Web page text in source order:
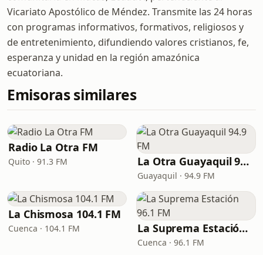
Vicariato Apostólico de Méndez. Transmite las 24 horas
con programas informativos, formativos, religiosos y
de entretenimiento, difundiendo valores cristianos, fe,
esperanza y unidad en la región amazónica
ecuatoriana.
Emisoras similares
Radio La Otra FM
Quito · 91.3 FM La Otra Guayaquil 94.9 FM
Guayaquil · 94.9 FM
La Chismosa 104.1 FM
Cuenca · 104.1 FM La Suprema Estación 96.1 FM
Cuenca · 96.1 FM